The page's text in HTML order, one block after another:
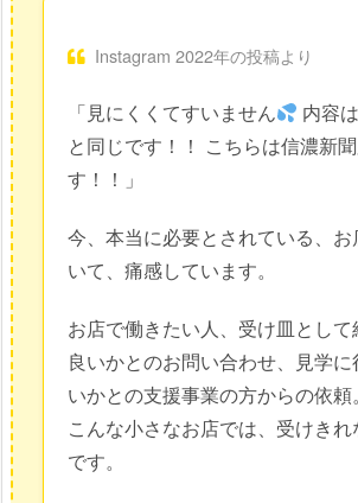
Instagram 2022年の投稿より
「見にくくてすいません
内容
と同じです！！ こちらは信濃新
す！！」
今、本当に必要とされている、お
いて、痛感しています。
お店で働きたい人、受け皿として
良いかとのお問い合わせ、見学に
いかとの支援事業の方からの依頼。
こんな小さなお店では、受けき
です。